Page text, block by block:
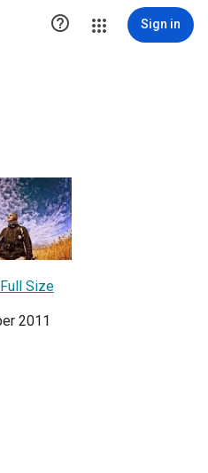
 Sign in
Size
2011